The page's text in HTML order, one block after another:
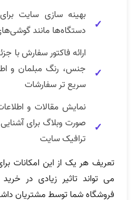
بهینه سازی سایت
دستگاه‌ها مانند
ارائه فاکتور سفارش با
جنس، رنگ مبلمان و
سریع ‌تر سفارشات
نمایش مقالات و
صورت وبلاگ برای
ترافیک سایت
تعریف هر یک از این امکانات
می تواند تاثیر زیادی در
فروشگاه شما توسط مشتریان